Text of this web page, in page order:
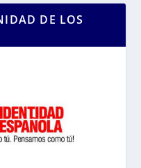
DE LOS